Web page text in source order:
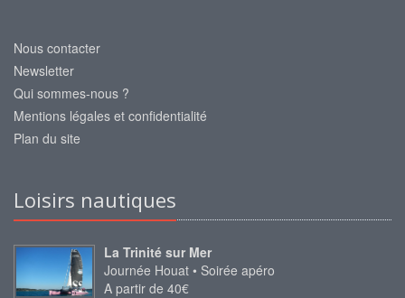
Nous contacter
Newsletter
Qui sommes-nous ?
Mentions légales et confidentialité
Plan du site
Loisirs nautiques
La Trinité sur Mer
Journée Houat • Soirée apéro
A partir de 40€